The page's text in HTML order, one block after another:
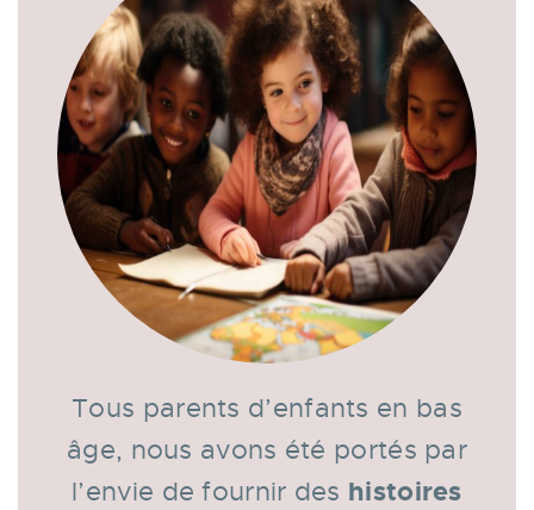
Tous parents d’enfants en bas
âge, nous avons été portés par
l’envie de fournir des histoires